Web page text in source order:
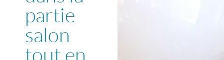
partie
salon
tout en